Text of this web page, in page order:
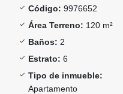
Código: 9976652
Área Terreno: 120 m²
Baños: 2
Estrato: 6
Tipo de inmueble:
Apartamento